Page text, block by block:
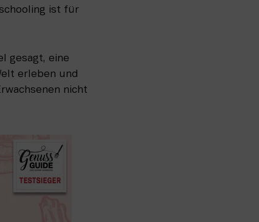
ist für
gesagt, eine
erleben und
nicht